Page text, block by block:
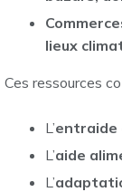
lieux
Ces ressources
L’entraide
L’aide
L’